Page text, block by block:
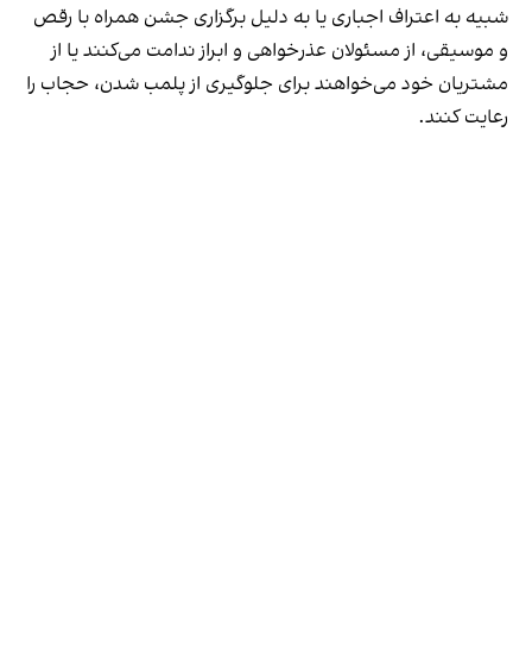
شبیه به اعتراف اجباری یا به دلیل برگزاری جشن همراه با رقص
و موسیقی، از مسئولان عذرخواهی و ابراز ندامت می‌کنند یا از
مشتریان خود می‌خواهند برای جلوگیری از پلمب شدن، حجاب را
رعایت کنند.